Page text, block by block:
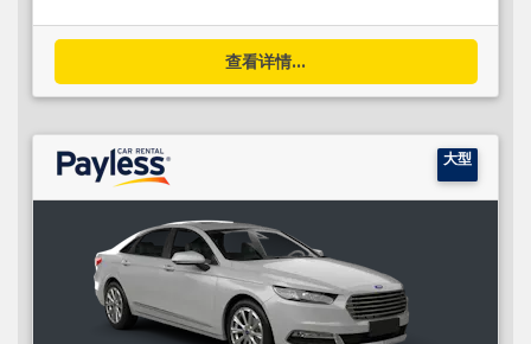
查看详情...
大型